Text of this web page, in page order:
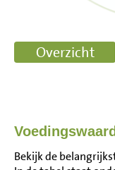
Bekijk de